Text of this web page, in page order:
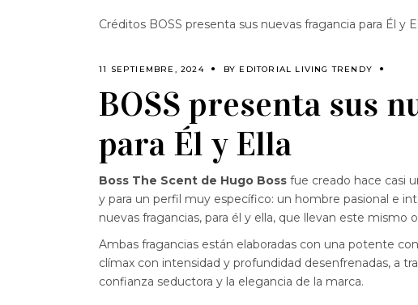
Créditos BOSS presenta sus nuevas fragancia para Él y
11 SEPTIEMBRE, 2024 BY EDITORIAL LIVING TRENDY
BOSS presenta sus
para Él y Ella
Boss The Scent de Hugo Boss fue creado hace casi
y para un perfil muy específico: un hombre pasional e
nuevas fragancias, para él y ella, que llevan este mismo
Ambas fragancias están elaboradas con una potente
clímax con intensidad y profundidad desenfrenadas, a
confianza seductora y la elegancia de la marca.